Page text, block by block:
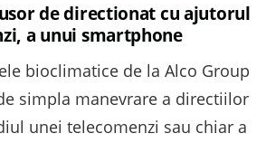
de directionat cu ajutorul
a unui smartphone
bioclimatice de la Alco Group
simpla manevrare a directiilor
unei telecomenzi sau chiar a